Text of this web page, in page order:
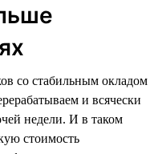
со стабильным окладом
и всячески
недели. И в таком
стоимость